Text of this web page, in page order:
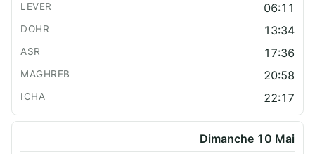
06:11
13:34
17:36
20:58
22:17
Dimanche 10 Mai